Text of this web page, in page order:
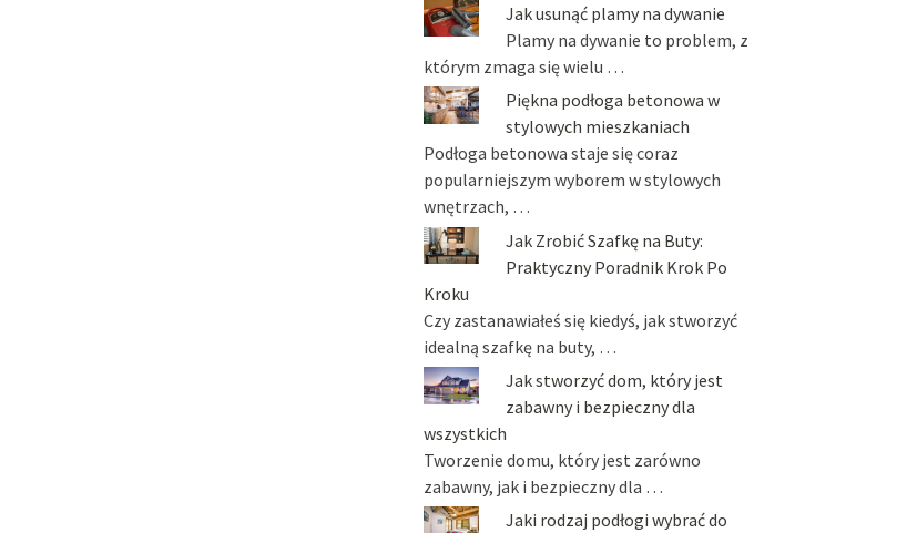
Jak usunąć plamy na dywanie
Plamy na dywanie to problem, z
którym zmaga się wielu …
Piękna podłoga betonowa w
stylowych mieszkaniach
Podłoga betonowa staje się coraz
popularniejszym wyborem w stylowych
wnętrzach, …
Jak Zrobić Szafkę na Buty:
Praktyczny Poradnik Krok Po
Kroku
Czy zastanawiałeś się kiedyś, jak stworzyć
idealną szafkę na buty, …
Jak stworzyć dom, który jest
zabawny i bezpieczny dla
wszystkich
Tworzenie domu, który jest zarówno
zabawny, jak i bezpieczny dla …
Jaki rodzaj podłogi wybrać do